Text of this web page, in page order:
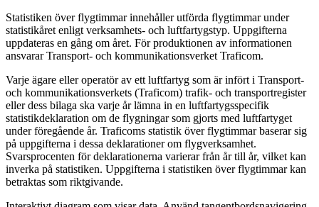
Statistiken över flygtimmar innehåller utförda flygtimmar under
statistikåret enligt verksamhets- och luftfartygstyp. Uppgifterna
uppdateras en gång om året. För produktionen av informationen
ansvarar Transport- och kommunikationsverket Traficom.
Varje ägare eller operatör av ett luftfartyg som är infört i Transport-
och kommunikationsverkets (Traficom) trafik- och transportregister
eller dess bilaga ska varje år lämna in en luftfartygsspecifik
statistikdeklaration om de flygningar som gjorts med luftfartyget
under föregående år. Traficoms statistik över flygtimmar baserar sig
på uppgifterna i dessa deklarationer om flygverksamhet.
Svarsprocenten för deklarationerna varierar från år till år, vilket kan
inverka på statistiken. Uppgifterna i statistiken över flygtimmar kan
betraktas som riktgivande.